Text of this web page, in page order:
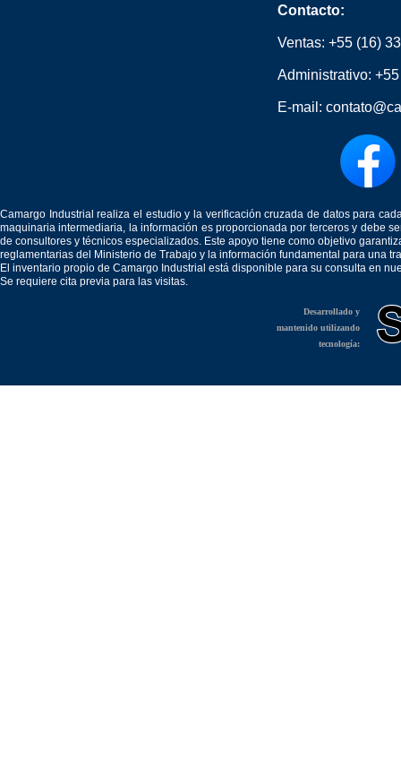
Contacto:
Ventas: +55 (16)
Administrativo:
E-mail:
Camargo Industrial realiza el estudio y la verificación cruzada de datos para
maquinaria intermediaria, la información es proporcionada por terceros y debe
de consultores y técnicos especializados. Este apoyo tiene como objetivo
reglamentarias del Ministerio de Trabajo y la información fundamental para una
El inventario propio de Camargo Industrial está disponible para su consulta en
Se requiere cita previa para las visitas.
Desarrollado y
mantenido utilizando
tecnología: